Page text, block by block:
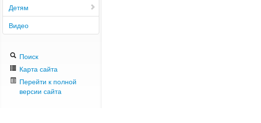
Детям
Видео
Поиск
Карта сайта
Перейти к полной
версии сайта